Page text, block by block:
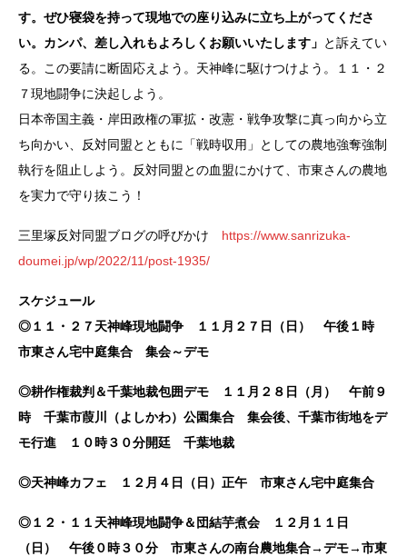
す。ぜひ寝袋を持って現地での座り込みに立ち上がってくださ
い。カンパ、差し入れもよろしくお願いいたします」 と訴えてい
る。この要請に断固応えよう。天神峰に駆けつけよう。１１・２
７現地闘争に決起しよう。
日本帝国主義・岸田政権の軍拡・改憲・戦争攻撃に真っ向から立
ち向かい、反対同盟とともに「戦時収用」としての農地強奪強制
執行を阻止しよう。反対同盟との血盟にかけて、市東さんの農地
を実力で守り抜こう！
三里塚反対同盟ブログの呼びかけ https://www.sanrizuka-
doumei.jp/wp/2022/11/post-1935/
スケジュール
◎１１・２７天神峰現地闘争 １１月２７日（日） 午後１時
市東さん宅中庭集合 集会～デモ
◎耕作権裁判＆千葉地裁包囲デモ １１月２８日（月） 午前９
時 千葉市葭川（よしかわ）公園集合 集会後、千葉市街地をデ
モ行進 １０時３０分開廷 千葉地裁
◎天神峰カフェ １２月４日（日）正午 市東さん宅中庭集合
◎１２・１１天神峰現地闘争＆団結芋煮会 １２月１１日
（日） 午後０時３０分 市東さんの南台農地集合→デモ→市東